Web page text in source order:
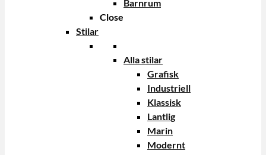
Barnrum
Close
Stilar
Alla stilar
Grafisk
Industriell
Klassisk
Lantlig
Marin
Modernt